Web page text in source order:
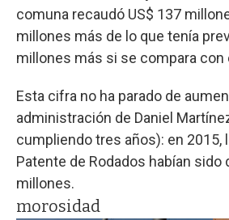
comuna recaudó US$ 137
millones más de lo que tenía
millones más si se compara con
Esta cifra no ha parado de
administración de Daniel
cumpliendo tres años): en 2015,
Patente de Rodados habían sido
millones.
morosidad